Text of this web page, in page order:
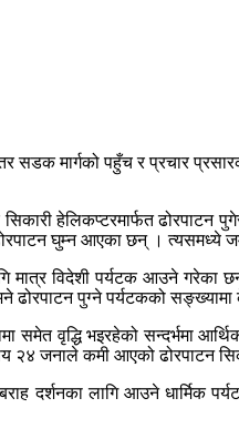
मार्गको पहुँच र प्रचार
हेलिकप्टरमार्फत ढोरपाटन
घुम्न आएका छन् । त्यसमध्ये
विदेशी पर्यटक आउने
भने ढोरपाटन पुग्ने पर्यटकको
समेत वृद्धि भइरहेको सन्दर्भमा
जनाले कमी आएको ढोरपाटन
दर्शनका लागि आउने